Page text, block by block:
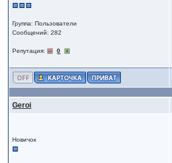
Группа: Пользователи
Сообщений: 282
Репутация: 0
Geroi
Новичок